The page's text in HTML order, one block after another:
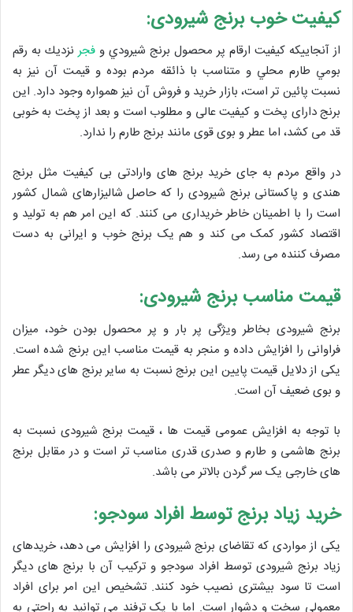
کیفیت خوب برنج شیرودی:
از آنجاييكه كيفيت ارقام پر محصول برنج شيرودي و فجرنزديك به رقم
بومي طارم محلي و متناسب با ذائقه مردم بوده و قيمت آن نيز به
نسبت پائين تر است، بازار خريد و فروش آن نيز همواره وجود دارد. این
برنج دارای پخت و کیفیت عالی و مطلوب است و بعد از پخت به خوبی
قد می کشد، اما عطر و بوی قوی مانند برنج طارم را ندارد.
در واقع مردم به جای خرید برنج های وارادتی بی کیفیت مثل برنج
هندی و پاکستانی برنج شیرودی را که حاصل شالیزارهای شمال کشور
است را با اطمینان خاطر خریداری می کنند. که این امر هم به تولید و
اقتصاد کشور کمک می کند و هم یک برنج خوب و ایرانی به دست
مصرف کننده می رسد.
قیمت مناسب برنج شیرودی:
برنج شیرودی بخاطر ویژگی پر بار و پر محصول بودن خود، میزان
فراوانی را افزایش داده و منجر به قیمت مناسب این برنج شده است.
یکی از دلایل قیمت پایین این برنج نسبت به سایر برنج های دیگر عطر
و بوی ضعیف آن است.
با توجه به افزایش عمومی قیمت ها ، قیمت برنج شیرودی نسبت به
برنج هاشمی و طارم و صدری قدری مناسب تر است و در مقابل برنج
های خارجی یک سر گردن بالاتر می باشد.
خرید زیاد برنج توسط افراد سودجو:
یکی از مواردی که تقاضای برنج شیرودی را افزایش می دهد، خریدهای
زیاد برنج شیرودی توسط افراد سودجو و ترکیب آن با برنج های دیگر
است تا سود بیشتری نصیب خود کنند. تشخیص این امر برای افراد
معمولی سخت و دشوار است. اما با یک ترفند می توانید به راحتی به